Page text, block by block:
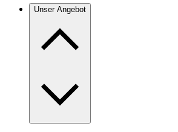
Unser Angebot